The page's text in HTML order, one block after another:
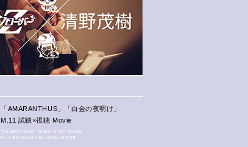
「AMARANTHUS」「白金の夜明け」
M.11 試聴×視聴 Movie
“AMARANTHUS” “HAKKIN NO YOAKE”
M.11 SHICHOU X SHICHOU MOVIE